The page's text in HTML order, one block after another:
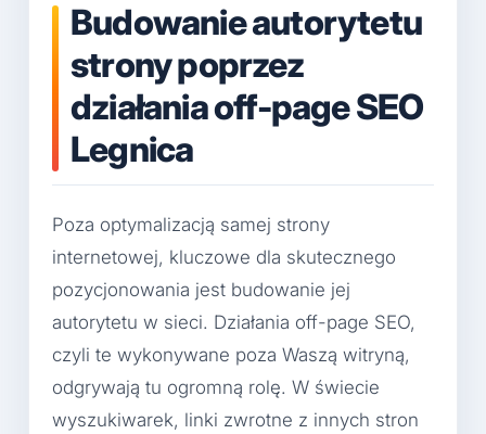
Budowanie autorytetu
strony poprzez
działania off-page SEO
Legnica
Poza optymalizacją samej strony
internetowej, kluczowe dla skutecznego
pozycjonowania jest budowanie jej
autorytetu w sieci. Działania off-page SEO,
czyli te wykonywane poza Waszą witryną,
odgrywają tu ogromną rolę. W świecie
wyszukiwarek, linki zwrotne z innych stron